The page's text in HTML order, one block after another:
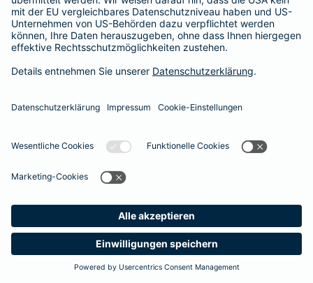
Suche Produkte
Barmenia
365 Tage / 24 Stunden
365 Tage / 24 Stunden